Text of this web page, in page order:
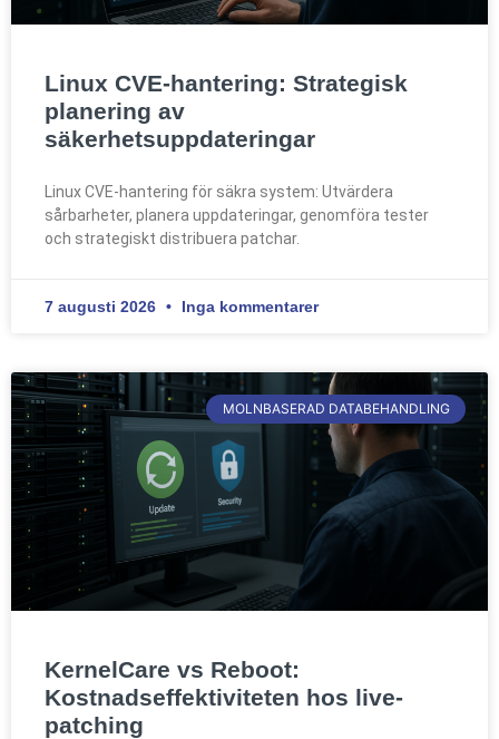
Linux CVE-hantering: Strategisk
planering av
säkerhetsuppdateringar
Linux CVE-hantering för säkra system: Utvärdera
sårbarheter, planera uppdateringar, genomföra tester
och strategiskt distribuera patchar.
7 augusti 2026 Inga kommentarer
MOLNBASERAD DATABEHANDLING
KernelCare vs Reboot:
Kostnadseffektiviteten hos live-
patching